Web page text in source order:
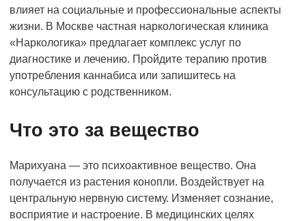
влияет на социальные и профессиональные аспекты
жизни. В Москве частная наркологическая клиника
«Наркологика» предлагает комплекс услуг по
диагностике и лечению. Пройдите терапию против
употребления каннабиса или запишитесь на
консультацию с родственником.
Что это за вещество
Марихуана — это психоактивное вещество. Она
получается из растения конопли. Воздействует на
центральную нервную систему. Изменяет сознание,
восприятие и настроение. В медицинских целях